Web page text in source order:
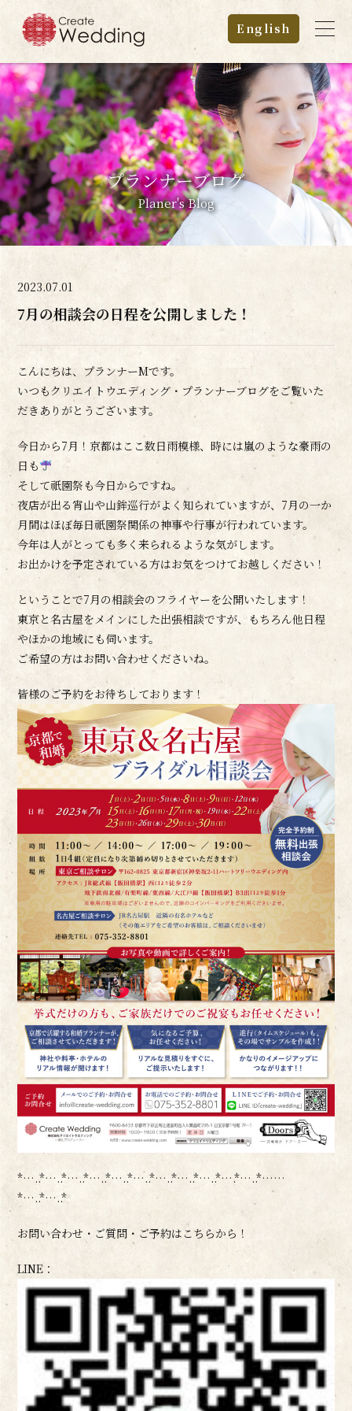
English
プランナーブログ
Planer's Blog
2023.07.01
7月の相談会の日程を公開しました！
こんにちは、プランナーMです。
いつもクリエイトウエディング・プランナーブログをご覧いた
だきありがとうございます。
今日から7月！京都はここ数日雨模様、時には嵐のような豪雨の
日も
そして祇園祭も今日からですね。
夜店が出る宵山や山鉾巡行がよく知られていますが、7月の一か
月間はほぼ毎日祇園祭関係の神事や行事が行われています。
今年は人がとっても多く来られるような気がします。
お出かけを予定されている方はお気をつけてお越しください！
ということで7月の相談会のフライヤーを公開いたします！
東京と名古屋をメインにした出張相談ですが、もちろん他日程
やほかの地域にも伺います。
ご希望の方はお問い合わせくださいね。
皆様のご予約をお待ちしております！
*…..*…..*…..*…..*…..*…..*…..*…..*…..*….*…..*……
*…..*…..*
お問い合わせ・ご質問・ご予約はこちらから！
LINE：